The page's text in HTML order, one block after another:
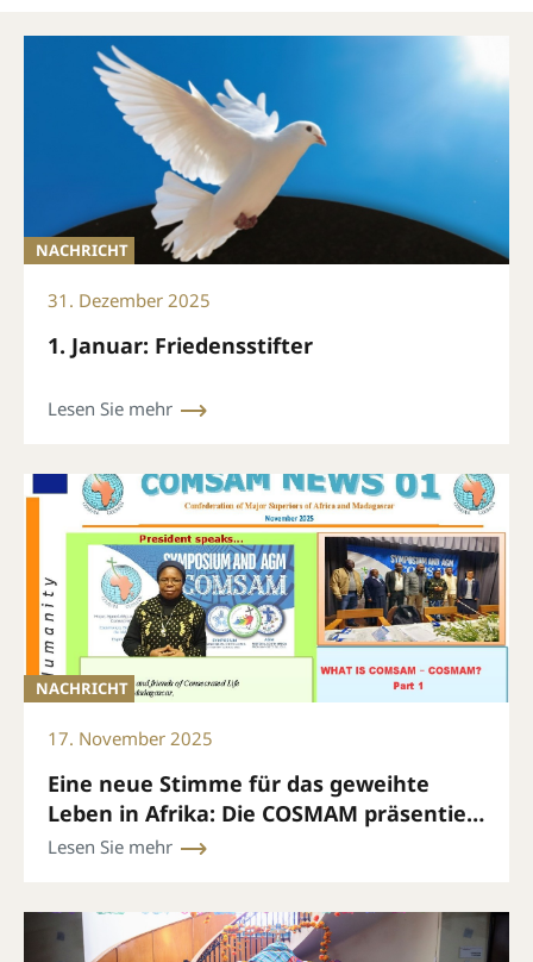
NACHRICHT
31. Dezember 2025
1. Januar: Friedensstifter
Lesen Sie mehr
NACHRICHT
17. November 2025
Eine neue Stimme für das geweihte
Leben in Afrika: Die COSMAM präsentiert
ihren monatlichen Newsletter
Lesen Sie mehr